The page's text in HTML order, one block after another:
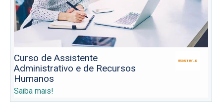
Curso de Assistente
Administrativo e de Recursos
Humanos
Saiba mais!